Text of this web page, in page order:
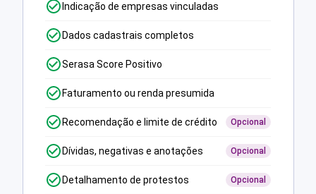
Indicação de empresas vinculadas
Dados cadastrais completos
Serasa Score Positivo
Faturamento ou renda presumida
Recomendação e limite de crédito Opcional
Dívidas, negativas e anotações Opcional
Detalhamento de protestos Opcional